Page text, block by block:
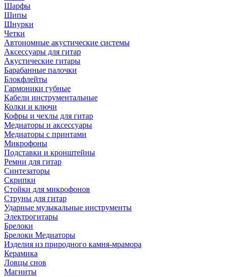
Шарфы
Шипы
Шнурки
Четки
Автономные акустические системы
Аксессуары для гитар
Акустические гитары
Барабанные палочки
Блокфлейты
Гармоники губные
Кабели инструментальные
Колки и ключи
Кофры и чехлы для гитар
Медиаторы и аксессуары
Медиаторы с принтами
Микрофоны
Подставки и кронштейны
Ремни для гитар
Синтезаторы
Скрипки
Стойки для микрофонов
Струны для гитар
Ударные музыкальные инструменты
Электрогитары
Брелоки
Брелоки Медиаторы
Изделия из природного камня-мрамора
Керамика
Ловцы снов
Магниты